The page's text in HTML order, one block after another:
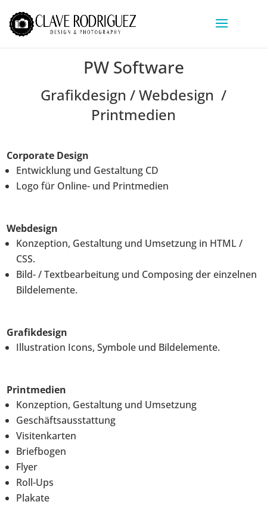
PW Software
Grafikdesign / Webdesign /
Printmedien
Corporate Design
Entwicklung und Gestaltung CD
Logo für Online- und Printmedien
Webdesign
Konzeption, Gestaltung und Umsetzung in HTML /
CSS.
Bild- / Textbearbeitung und Composing der einzelnen
Bildelemente.
Grafikdesign
Illustration Icons, Symbole und Bildelemente.
Printmedien
Konzeption, Gestaltung und Umsetzung
Geschäftsausstattung
Visitenkarten
Briefbogen
Flyer
Roll-Ups
Plakate